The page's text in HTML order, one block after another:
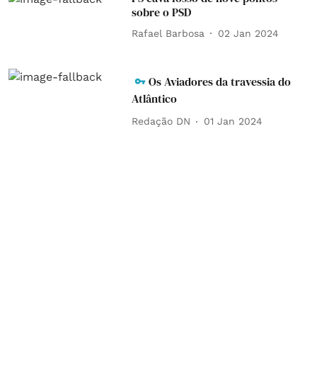
sobre o PSD
Rafael Barbosa 02 Jan 2024
Os Aviadores da travessia do
Atlântico
Redação DN 01 Jan 2024